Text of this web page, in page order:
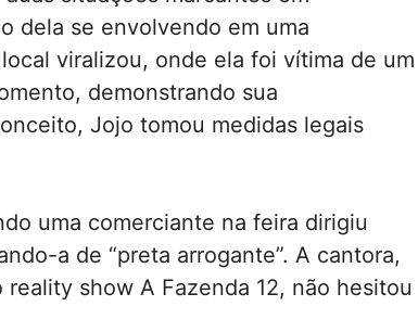
dela se envolvendo em uma
viralizou, onde ela foi vítima de um
demonstrando sua
Jojo tomou medidas legais
uma comerciante na feira dirigiu
a de “preta arrogante”. A cantora,
show A Fazenda 12, não hesitou